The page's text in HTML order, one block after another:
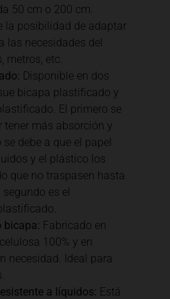
50 cm o 200 cm.
la posibilidad de adaptar
las necesidades del
metros, etc.
Disponible en dos
bicapa plastificado y
El primero se
tener más absorción y
debe a que el papel
y el plástico los
que no traspasen hasta
es el
bicapa: Fabricado en
100% y en
necesidad. Ideal para
a líquidos: Está